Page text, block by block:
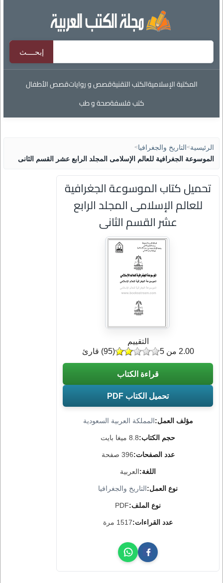
المكتبة الإسلاميةالكتب التقنيةقصص و رواياتقصص الأطفال
كتب فلسفةصحة و طب
الرئيسية> التاريخ والجغرافيا>
الموسوعة الجغرافية للعالم الإسلامى المجلد الرابع عشر القسم الثانى
تحميل كتاب الموسوعة الجغرافية
للعالم الإسلامى المجلد الرابع
عشر القسم الثانى
مؤلف العمل:المملكة العربية السعودية
حجم الكتاب:8.8 ميغا بايت
عدد الصفحات:396 صفحة
اللغة:العربية
نوع العمل:التاريخ والجغرافيا
نوع الملف:PDF
عدد القراءات:1517 مرة
التقييم
(
95) قارئ 2.00 من 5
قراءة الكتاب
تحميل الكتاب PDF